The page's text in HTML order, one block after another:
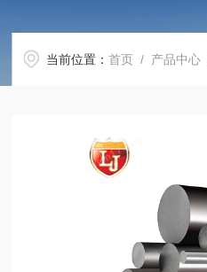
当前位置：首页 / 产品中心